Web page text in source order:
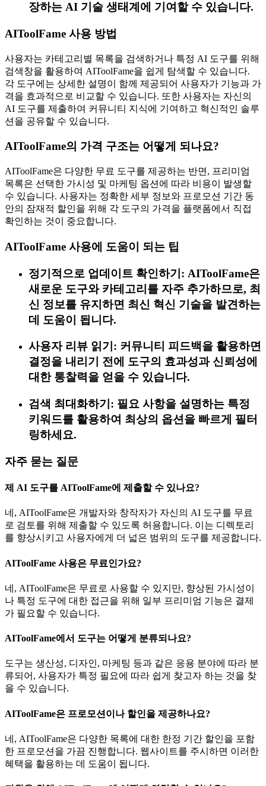
장하는 AI 기술 생태계에 기여할 수 있습니다.
AIToolFame 사용 방법
사용자는 카테고리별 목록을 검색하거나 특정 AI 도구를 위해
검색창을 활용하여 AIToolFame을 쉽게 탐색할 수 있습니다.
각 도구에는 상세한 설명이 함께 제공되어 사용자가 기능과 가
격을 효과적으로 비교할 수 있습니다. 또한 사용자는 자신의
AI 도구를 제출하여 커뮤니티 지식에 기여하고 혁신적인 솔루
션을 공유할 수 있습니다.
AIToolFame의 가격 구조는 어떻게 되나요?
AIToolFame은 다양한 무료 도구를 제공하는 반면, 프리미엄
목록은 선택한 가시성 및 마케팅 옵션에 따라 비용이 발생할
수 있습니다. 사용자는 정확한 세부 정보와 프로모션 기간 동
안의 잠재적 할인을 위해 각 도구의 가격을 플랫폼에서 직접
확인하는 것이 중요합니다.
AIToolFame 사용에 도움이 되는 팁
정기적으로 업데이트 확인하기: AIToolFame은
새로운 도구와 카테고리를 자주 추가하므로, 최
신 정보를 유지하면 최신 혁신 기술을 발견하는
데 도움이 됩니다.
사용자 리뷰 읽기: 커뮤니티 피드백을 활용하면
결정을 내리기 전에 도구의 효과성과 신뢰성에
대한 통찰력을 얻을 수 있습니다.
검색 최대화하기: 필요 사항을 설명하는 특정
키워드를 활용하여 최상의 옵션을 빠르게 필터
링하세요.
자주 묻는 질문
제 AI 도구를 AIToolFame에 제출할 수 있나요?
네, AIToolFame은 개발자와 창작자가 자신의 AI 도구를 무료
로 검토를 위해 제출할 수 있도록 허용합니다. 이는 디렉토리
를 향상시키고 사용자에게 더 넓은 범위의 도구를 제공합니다.
AIToolFame 사용은 무료인가요?
네, AIToolFame은 무료로 사용할 수 있지만, 향상된 가시성이
나 특정 도구에 대한 접근을 위해 일부 프리미엄 기능은 결제
가 필요할 수 있습니다.
AIToolFame에서 도구는 어떻게 분류되나요?
도구는 생산성, 디자인, 마케팅 등과 같은 응용 분야에 따라 분
류되어, 사용자가 특정 필요에 따라 쉽게 찾고자 하는 것을 찾
을 수 있습니다.
AIToolFame은 프로모션이나 할인을 제공하나요?
네, AIToolFame은 다양한 목록에 대한 한정 기간 할인을 포함
한 프로모션을 가끔 진행합니다. 웹사이트를 주시하면 이러한
혜택을 활용하는 데 도움이 됩니다.